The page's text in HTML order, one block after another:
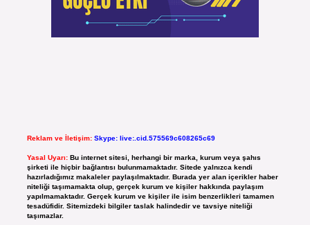
Reklam ve İletişim: Skype: live:.cid.575569c608265c69
Yasal Uyarı: Bu internet sitesi, herhangi bir marka, kurum veya şahıs
şirketi ile hiçbir bağlantısı bulunmamaktadır. Sitede yalnızca kendi
hazırladığımız makaleler paylaşılmaktadır. Burada yer alan içerikler haber
niteliği taşımamakta olup, gerçek kurum ve kişiler hakkında paylaşım
yapılmamaktadır. Gerçek kurum ve kişiler ile isim benzerlikleri tamamen
tesadüfidir. Sitemizdeki bilgiler taslak halindedir ve tavsiye niteliği
taşımazlar.